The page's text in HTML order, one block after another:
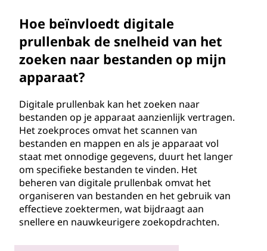
Hoe beïnvloedt digitale
prullenbak de snelheid van het
zoeken naar bestanden op mijn
apparaat?
Digitale prullenbak kan het zoeken naar
bestanden op je apparaat aanzienlijk vertragen.
Het zoekproces omvat het scannen van
bestanden en mappen en als je apparaat vol
staat met onnodige gegevens, duurt het langer
om specifieke bestanden te vinden. Het
beheren van digitale prullenbak omvat het
organiseren van bestanden en het gebruik van
effectieve zoektermen, wat bijdraagt aan
snellere en nauwkeurigere zoekopdrachten.